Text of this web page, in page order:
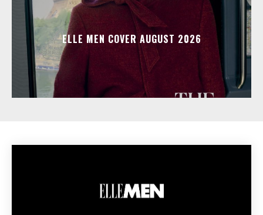
ELLE MEN COVER AUGUST 2026